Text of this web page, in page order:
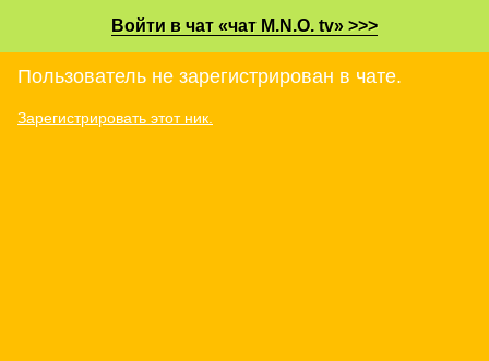
Войти в чат «чат M.N.O. tv» >>>
Пользователь не зарегистрирован в чате.
Зарегистрировать этот ник.